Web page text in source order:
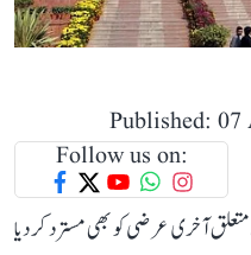
Published:
Follow us on:
آخری عرضی کو بھی مسترد کر دیا